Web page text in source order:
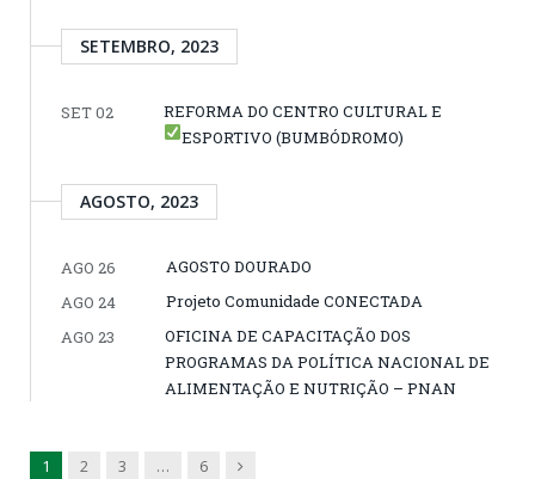
SETEMBRO, 2023
SET 02
REFORMA DO CENTRO CULTURAL E
ESPORTIVO (BUMBÓDROMO)
AGOSTO, 2023
AGO 26
AGOSTO DOURADO
AGO 24
Projeto Comunidade CONECTADA
AGO 23
OFICINA DE CAPACITAÇÃO DOS
PROGRAMAS DA POLÍTICA NACIONAL DE
ALIMENTAÇÃO E NUTRIÇÃO – PNAN
1 2 3 … 6 Next